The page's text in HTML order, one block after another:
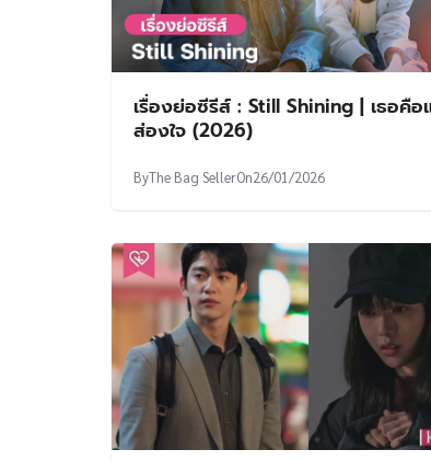
เรื่องย่อซีรีส์ : Still Shining | เธอคือ
ส่องใจ (2026)
ByThe Bag SellerOn26/01/2026